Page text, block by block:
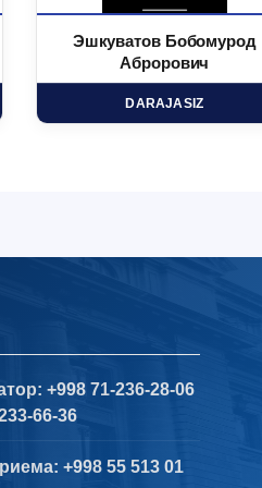
Эшкуватов Бобомурод
Аброрович
DARAJASIZ
+998 71-236-28-06
66-36
+998 55 513 01